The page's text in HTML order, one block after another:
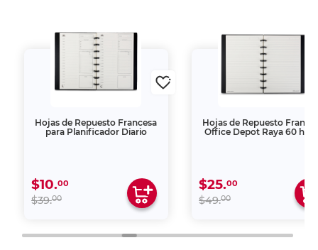
Hojas de Repuesto Francesa
para Planificador Diario
$10.00
$39.00
Hojas de Repuesto
Office Depot Raya 60
$25.00
$49.00